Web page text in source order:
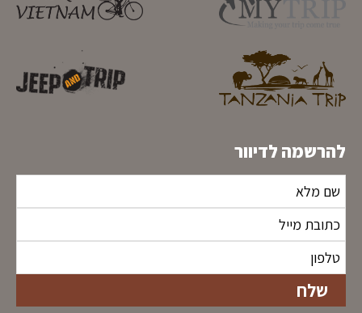
להרשמה לדיוור